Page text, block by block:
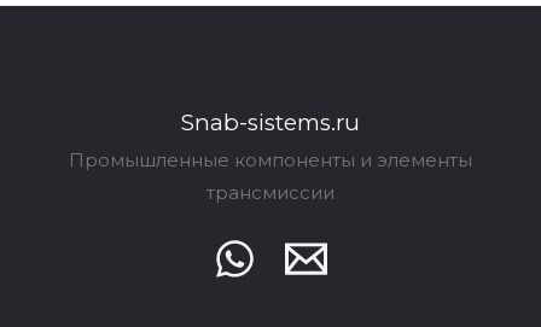
Snab-sistems.ru
Промышленные компоненты и элементы
трансмиссии